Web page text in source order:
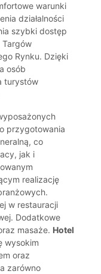
warunki
działalności
szybki dostęp
Rynku. Dzięki
osób
turystów
przygotowania
co
jak i
realizację
w restauracji
Dodatkowe
masaże. Hotel
wysokim
oraz
zarówno